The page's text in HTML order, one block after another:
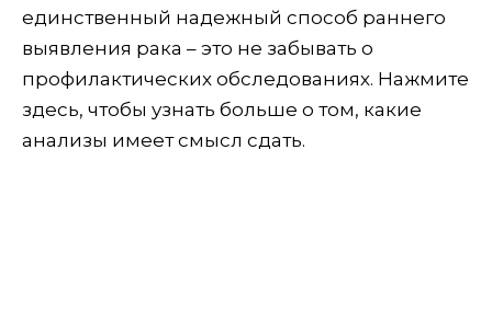
единственный надежный способ раннего
выявления рака – это не забывать о
профилактических обследованиях. Нажмите
здесь, чтобы узнать больше о том, какие
анализы имеет смысл сдать.